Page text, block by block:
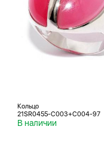
Кольцо
21SR0455-C003+C004-97
В наличии